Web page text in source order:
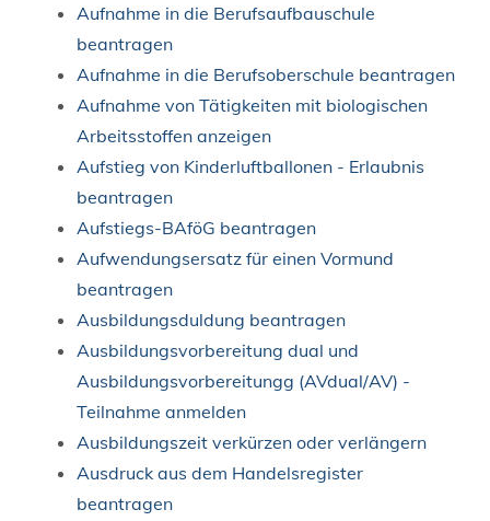
Aufnahme in die Berufsaufbauschule
beantragen
Aufnahme in die Berufsoberschule beantragen
Aufnahme von Tätigkeiten mit biologischen
Arbeitsstoffen anzeigen
Aufstieg von Kinderluftballonen - Erlaubnis
beantragen
Aufstiegs-BAföG beantragen
Aufwendungsersatz für einen Vormund
beantragen
Ausbildungsduldung beantragen
Ausbildungsvorbereitung dual und
Ausbildungsvorbereitungg (AVdual/AV) -
Teilnahme anmelden
Ausbildungszeit verkürzen oder verlängern
Ausdruck aus dem Handelsregister
beantragen